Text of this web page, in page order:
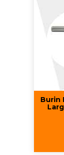
Burin